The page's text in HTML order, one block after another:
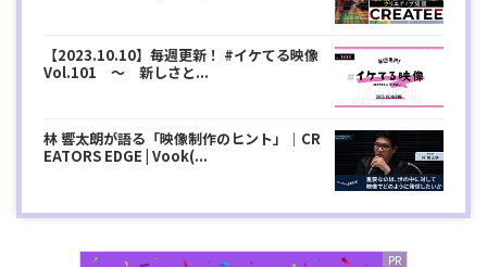
【2023.10.10】毎週更新！ #イケてる映像
Vol.101 ～ 新しさと...
林 響太朗が語る「映像制作のヒント」｜CR
EATORS EDGE | Vook(...